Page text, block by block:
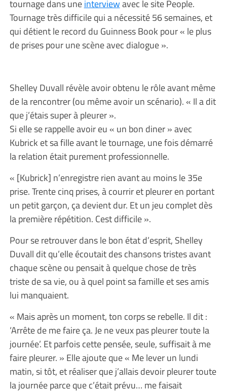
tournage dans uneinterviewavec le site People.
Tournage très difficile qui a nécessité 56 semaines, et
qui détient le record du Guinness Book pour « le plus
de prises pour une scène avec dialogue ».
Shelley Duvall révèle avoir obtenu le rôle avant même
de la rencontrer (ou même avoir un scénario). « Il a dit
que j’étais super à pleurer ».
Si elle se rappelle avoir eu « un bon diner » avec
Kubrick et sa fille avant le tournage, une fois démarré
la relation était purement professionnelle.
« [Kubrick] n’enregistre rien avant au moins le 35e
prise. Trente cinq prises, à courrir et pleurer en portant
un petit garçon, ça devient dur. Et un jeu complet dès
la première répétition. Cest difficile ».
Pour se retrouver dans le bon état d’esprit, Shelley
Duvall dit qu’elle écoutait des chansons tristes avant
chaque scène ou pensait à quelque chose de très
triste de sa vie, ou à quel point sa famille et ses amis
lui manquaient.
« Mais après un moment, ton corps se rebelle. Il dit :
‘Arrête de me faire ça. Je ne veux pas pleurer toute la
journée’. Et parfois cette pensée, seule, suffisait à me
faire pleurer. » Elle ajoute que « Me lever un lundi
matin, si tôt, et réaliser que j’allais devoir pleurer toute
la journée parce que c’était prévu… me faisait